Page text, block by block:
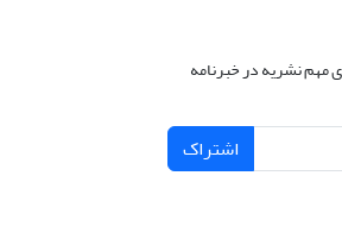
مهم نشریه در خبرنامه
اشتراک